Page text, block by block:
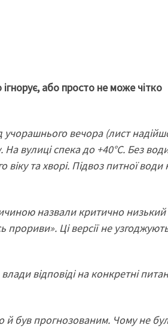
або просто не може чітко
учорашнього вечора (лист
вулиці спека до +40°C. Без
та хворі. Підвоз питної води
назвали критично низький
прориви». Ці версії не
відповіді на конкретні
й був прогнозованим. Чому не